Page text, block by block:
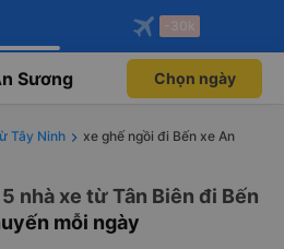
ngay!
thành viên độc
Mở app
đặt vé máy bay qua
Mở app
-30k
Sương Chọn ngày
Tây Ninh
xe ghế ngồi đi Bến xe An
nhà xe từ Tân Biên đi Bến
mỗi ngày